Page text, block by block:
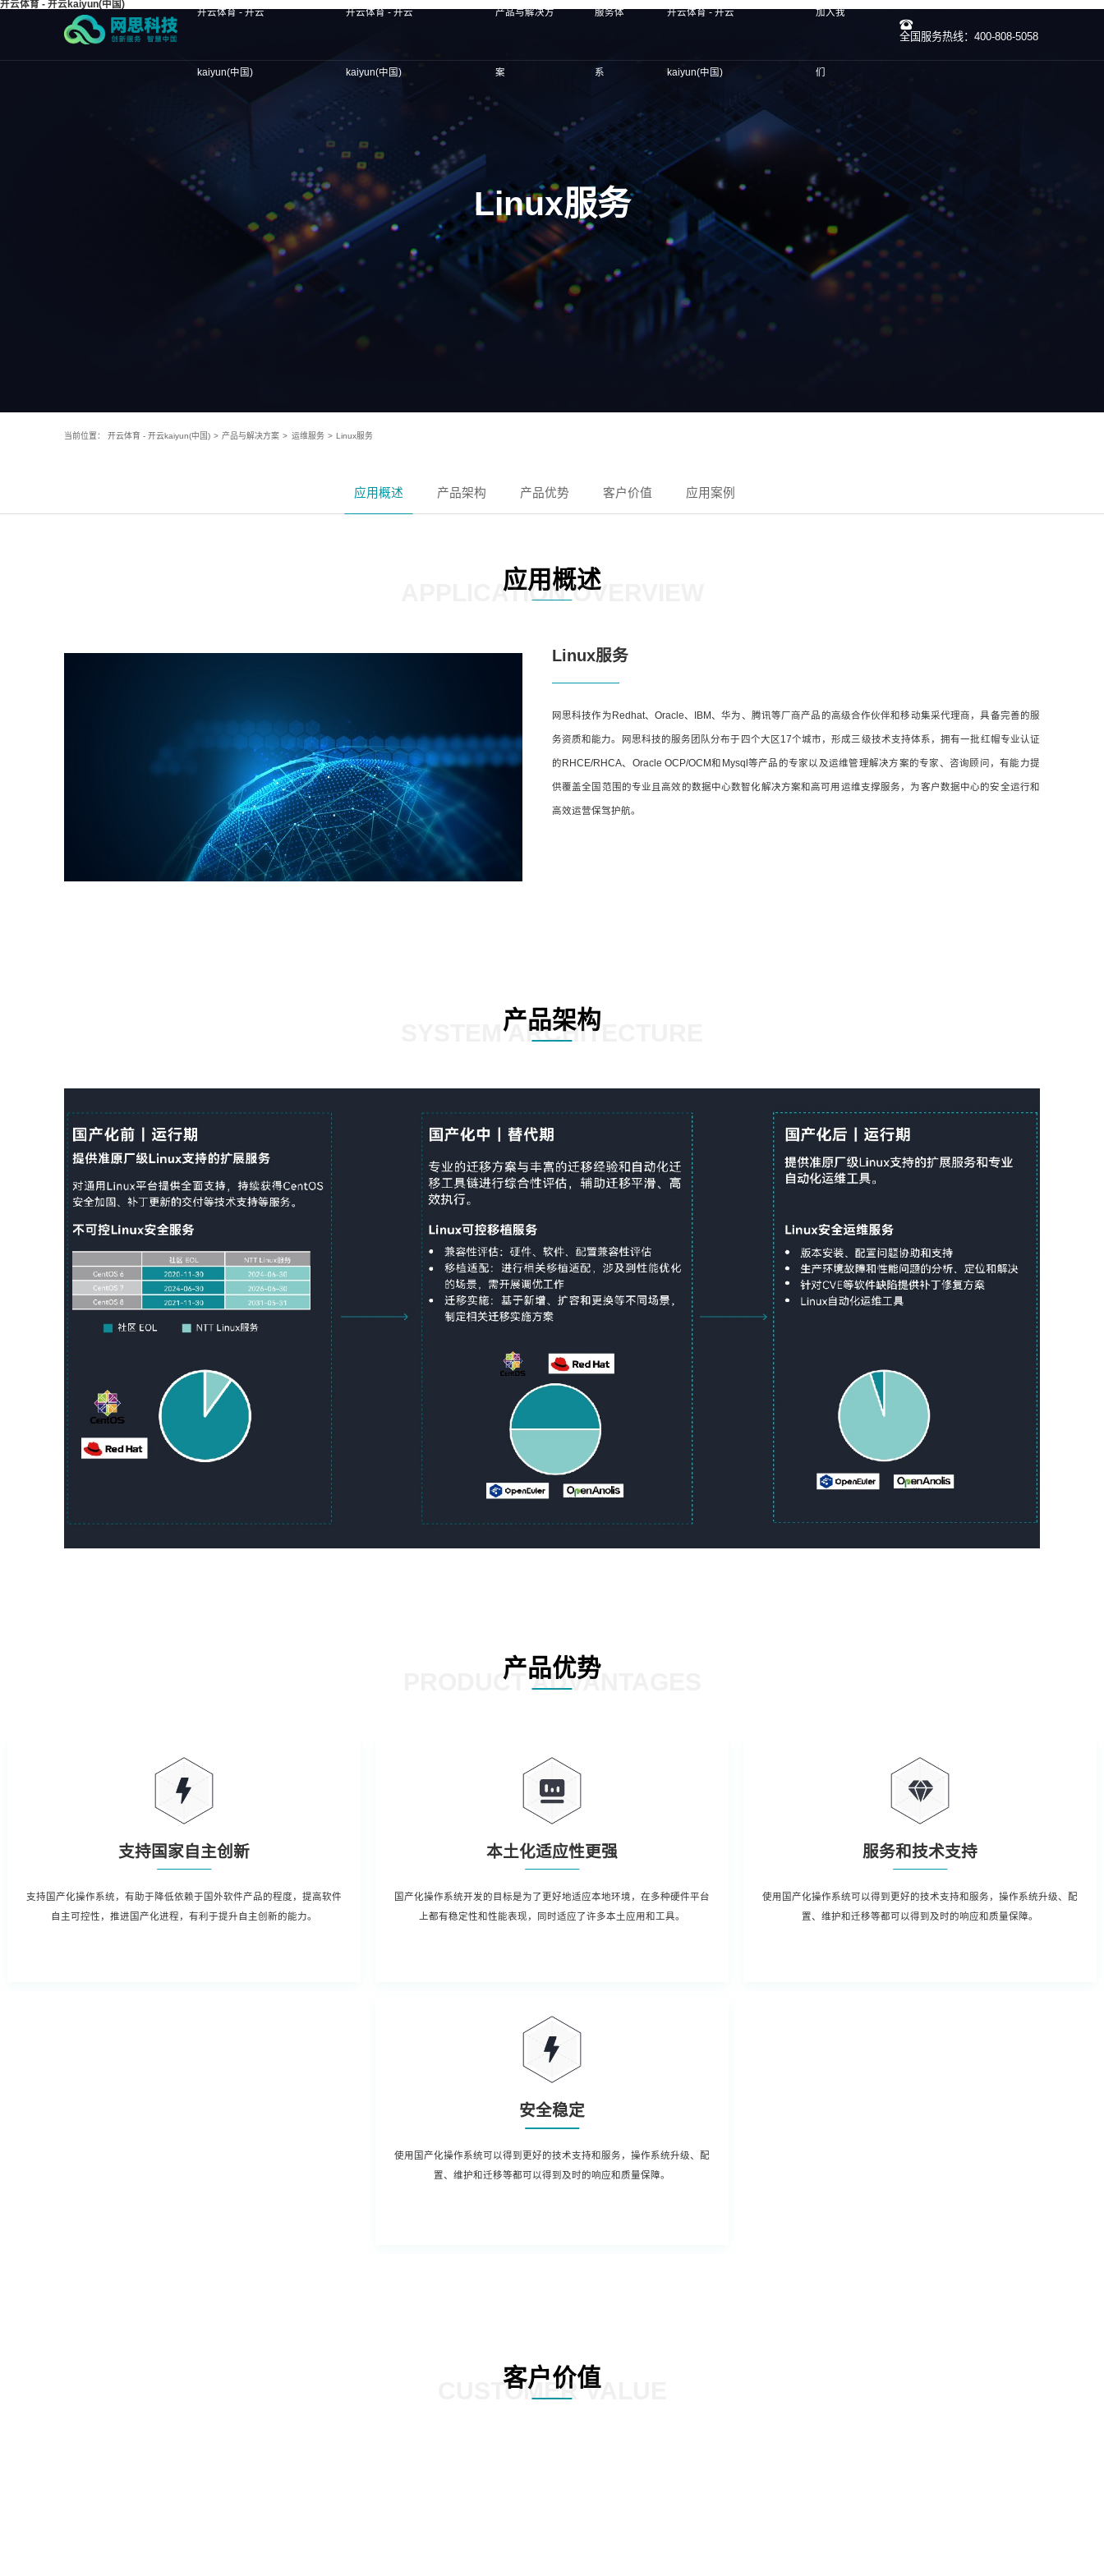
开云体育 - 开云kaiyun(中国)
开云体育 - 开云
kaiyun(中国)
开云体育 - 开云
kaiyun(中国)
产品与解决方
案
服务体
系
开云体育 - 开云
kaiyun(中国)
加入我
们
全国服务热线：400-808-5058
Linux服务
当前位置： 开云体育 - 开云kaiyun(中国) > 产品与解决方案 > 运维服务 > Linux服务
应用概述 产品架构 产品优势 客户价值 应用案例
应用概述
APPLICATION OVERVIEW
Linux服务
网思科技作为Redhat、Oracle、IBM、华为、腾讯等厂商产品的高级合作伙伴和移动集采代理商，具备完善的服
务资质和能力。网思科技的服务团队分布于四个大区17个城市，形成三级技术支持体系，拥有一批红帽专业认证
的RHCE/RHCA、Oracle OCP/OCM和Mysql等产品的专家以及运维管理解决方案的专家、咨询顾问，有能力提
供覆盖全国范围的专业且高效的数据中心数智化解决方案和高可用运维支撑服务，为客户数据中心的安全运行和
高效运营保驾护航。
产品架构
SYSTEM ARCHITECTURE
产品优势
PRODUCT ADVANTAGES
支持国家自主创新
支持国产化操作系统，有助于降低依赖于国外软件产品的程度，提高软件
自主可控性，推进国产化进程，有利于提升自主创新的能力。
本土化适应性更强
国产化操作系统开发的目标是为了更好地适应本地环境，在多种硬件平台
上都有稳定性和性能表现，同时适应了许多本土应用和工具。
服务和技术支持
使用国产化操作系统可以得到更好的技术支持和服务，操作系统升级、配
置、维护和迁移等都可以得到及时的响应和质量保障。
安全稳定
使用国产化操作系统可以得到更好的技术支持和服务，操作系统升级、配
置、维护和迁移等都可以得到及时的响应和质量保障。
客户价值
CUSTOMER VALUE